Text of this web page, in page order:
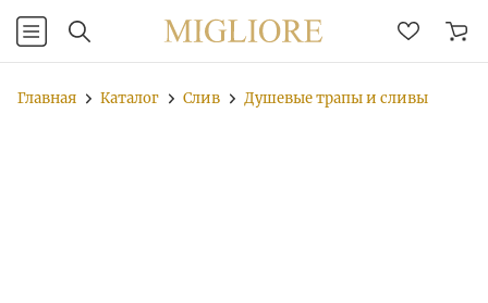
Главная Каталог Слив Душевые трапы и сливы